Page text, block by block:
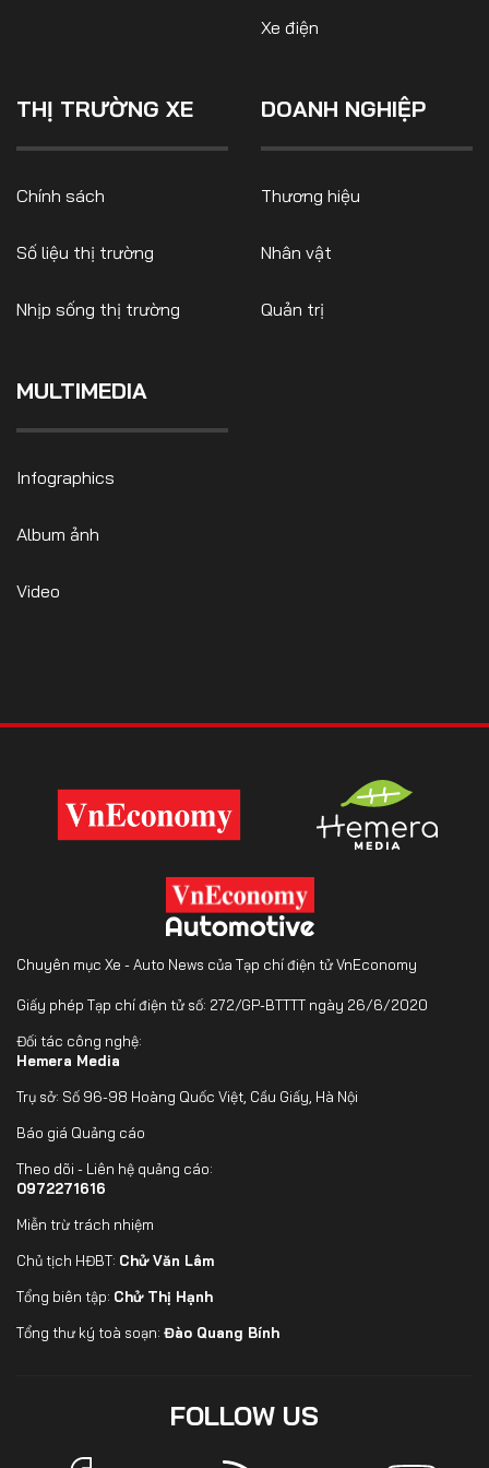
FOLLOW US
CONTACT US
0972271616
Xe điện
THỊ TRƯỜNG XE
Chính sách
Số liệu thị trường
Nhịp sống thị trường
DOANH NGHIỆP
Thương hiệu
Nhân vật
Quản trị
MULTIMEDIA
Infographics
Album ảnh
Video
Chuyên mục Xe - Auto News của Tạp chí điện tử VnEconomy
Giấy phép Tạp chí điện tử số: 272/GP-BTTTT ngày 26/6/2020
Đối tác công nghệ:
Hemera Media
Trụ sở: Số 96-98 Hoàng Quốc Việt, Cầu Giấy, Hà Nội
Báo giá Quảng cáo
Theo dõi - Liên hệ quảng cáo:
0972271616
Miễn trừ trách nhiệm
Chủ tịch HĐBT: Chử Văn Lâm
Tổng biên tập: Chử Thị Hạnh
Tổng thư ký toà soạn: Đào Quang Bính
FOLLOW US